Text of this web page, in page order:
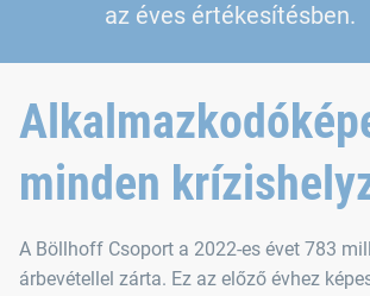
az éves értékesítésben.
minden
A Böllhoff Csoport a 2022-es évet 783
árbevétellel zárta. Ez az előző évhez